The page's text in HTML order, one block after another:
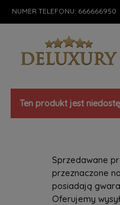
NUMER TELEFONU: 666666950
Ten produkt jest
Sprzedawane
przeznaczone
posiadają
Oferujemy